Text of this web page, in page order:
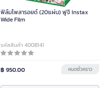
ฟิล์มโพลารอยด์ (20แผ่น) ฟูจิ Instax
Wide Film
รหัสสินค้า 4008141
฿ 950.00 หมดชั่วคราว